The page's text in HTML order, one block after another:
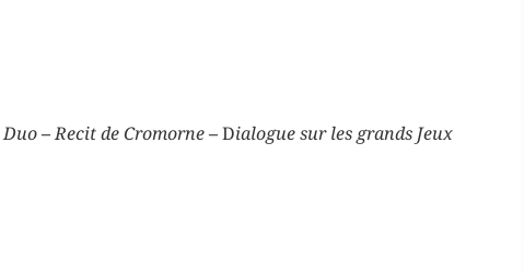
Duo–Recit de Cromorne–Dialogue sur les grands Jeux